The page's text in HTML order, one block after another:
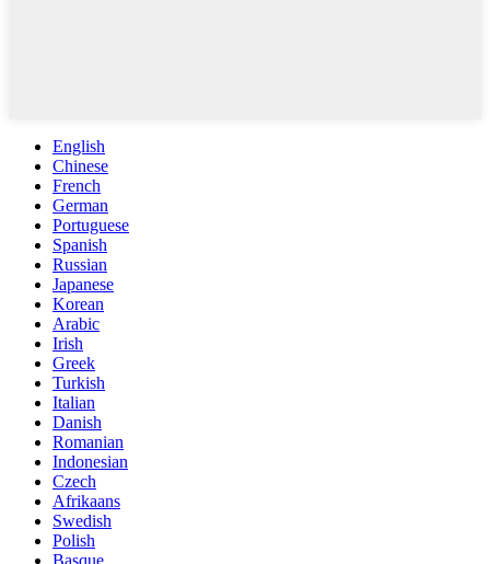
English
Chinese
French
German
Portuguese
Spanish
Russian
Japanese
Korean
Arabic
Irish
Greek
Turkish
Italian
Danish
Romanian
Indonesian
Czech
Afrikaans
Swedish
Polish